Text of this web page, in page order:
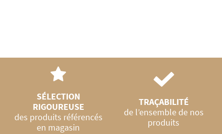
SÉLECTION
RIGOUREUSE
des produits référencés
en magasin
TRAÇABILITÉ
de l’ensemble de nos
produits